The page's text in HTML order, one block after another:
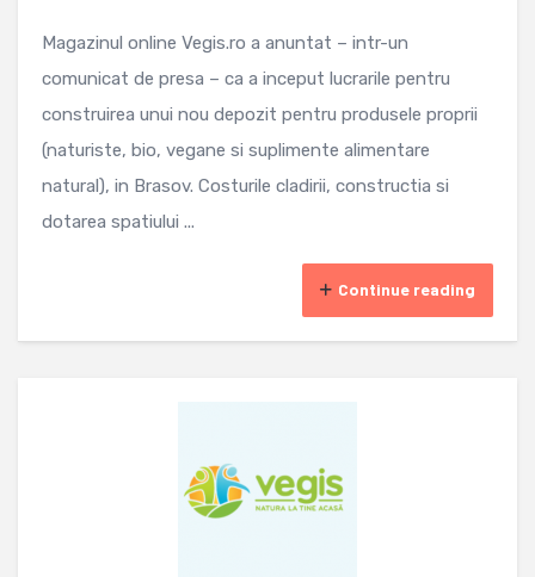
Magazinul online Vegis.ro a anuntat – intr-un
comunicat de presa – ca a inceput lucrarile pentru
construirea unui nou depozit pentru produsele proprii
(naturiste, bio, vegane si suplimente alimentare
natural), in Brasov. Costurile cladirii, constructia si
dotarea spatiului ...
Continue reading